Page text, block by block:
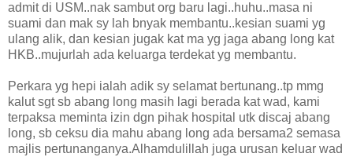
admit di USM..nak sambut org baru lagi..huhu..masa ni
suami dan mak sy lah bnyak membantu..kesian suami yg
ulang alik, dan kesian jugak kat ma yg jaga abang long kat
HKB..mujurlah ada keluarga terdekat yg membantu.
Perkara yg hepi ialah adik sy selamat bertunang..tp mmg
kalut sgt sb abang long masih lagi berada kat wad, kami
terpaksa meminta izin dgn pihak hospital utk discaj abang
long, sb ceksu dia mahu abang long ada bersama2 semasa
majlis pertunanganya.Alhamdulillah juga urusan keluar wad